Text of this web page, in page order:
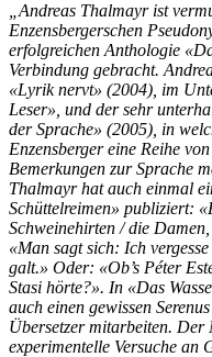
„Andreas Thalmayr ist
Enzensbergerschen
erfolgreichen Anthologie
Verbindung gebracht.
«Lyrik nervt» (2004), im
Leser», und der sehr
der Sprache» (2005), in
Enzensberger eine Reihe
Bemerkungen zur Sprache
Thalmayr hat auch einmal
Schüttelreimen» publiziert:
Schweinehirten / die
«Man sagt sich: Ich
galt.» Oder: «Ob’s Péter
Stasi hörte?». In «Das
auch einen gewissen
Übersetzer mitarbeiten.
experimentelle Versuche an